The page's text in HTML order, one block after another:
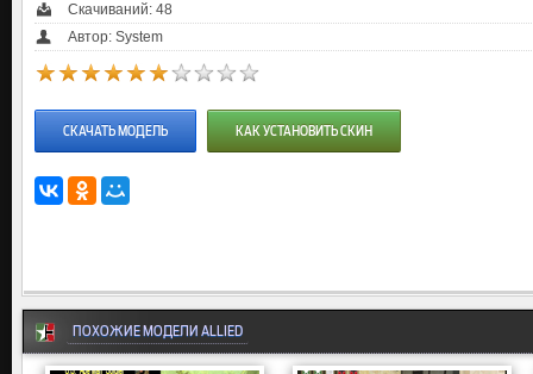
Скачиваний: 48
Автор: System
СКАЧАТЬ МОДЕЛЬ КАК УСТАНОВИТЬ СКИН
ПОХОЖИЕ МОДЕЛИ ALLIED